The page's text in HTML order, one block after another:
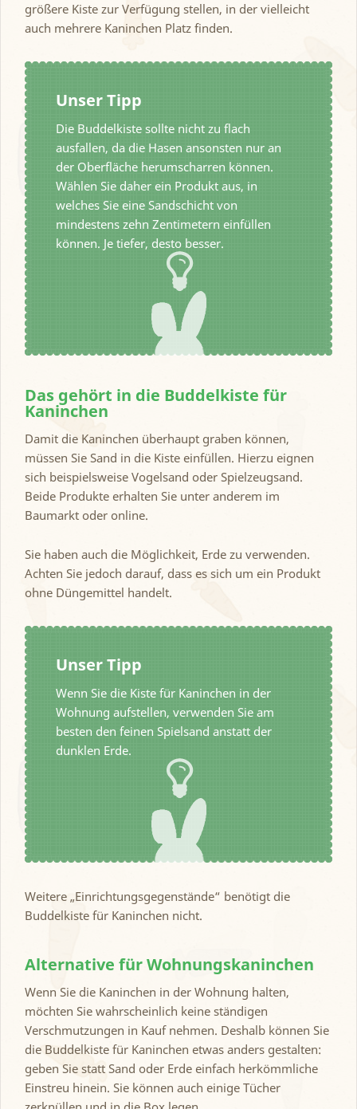
größere Kiste zur Verfügung stellen, in der vielleicht
auch mehrere Kaninchen Platz finden.
Unser Tipp
Die Buddelkiste sollte nicht zu flach
ausfallen, da die Hasen ansonsten nur an
der Oberfläche herumscharren können.
Wählen Sie daher ein Produkt aus, in
welches Sie eine Sandschicht von
mindestens zehn Zentimetern einfüllen
können. Je tiefer, desto besser.
Das gehört in die Buddelkiste für
Kaninchen
Damit die Kaninchen überhaupt graben können,
müssen Sie Sand in die Kiste einfüllen. Hierzu eignen
sich beispielsweise Vogelsand oder Spielzeugsand.
Beide Produkte erhalten Sie unter anderem im
Baumarkt oder online.
Sie haben auch die Möglichkeit, Erde zu verwenden.
Achten Sie jedoch darauf, dass es sich um ein Produkt
ohne Düngemittel handelt.
Unser Tipp
Wenn Sie die Kiste für Kaninchen in der
Wohnung aufstellen, verwenden Sie am
besten den feinen Spielsand anstatt der
dunklen Erde.
Weitere „Einrichtungsgegenstände“ benötigt die
Buddelkiste für Kaninchen nicht.
Alternative für Wohnungskaninchen
Wenn Sie die Kaninchen in der Wohnung halten,
möchten Sie wahrscheinlich keine ständigen
Verschmutzungen in Kauf nehmen. Deshalb können Sie
die Buddelkiste für Kaninchen etwas anders gestalten:
geben Sie statt Sand oder Erde einfach herkömmliche
Einstreu hinein. Sie können auch einige Tücher